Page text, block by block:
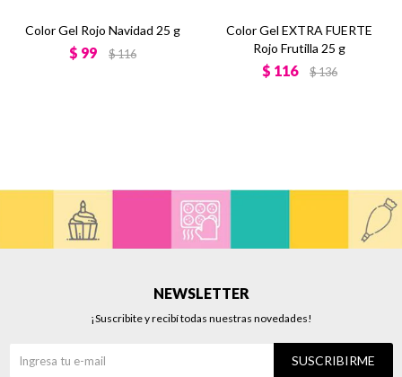
Color Gel Rojo Navidad 25 g
$ 99 $116
Color Gel EXTRA FUERTE
Rojo Frutilla 25 g
$ 116 $136
NEWSLETTER
¡Suscribite y recibí todas nuestras novedades!
SUSCRIBIRME